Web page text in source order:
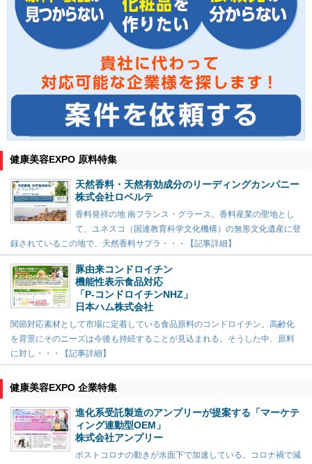
健康美容EXPO 原料特集
天然香料・天然有効成分のリーディングカンパニー
株式会社ロベルテ
香料発祥の地 南フランス・グラース。香料産業の聖地とし
て、ユネスコ（国連教育科学文化機構）の無形文化遺産に登
録されているこの地で、天然香料サプラ・・・【記事詳細】
豚由来コンドロイチン
機能性表示食品対応
「P-コンドロイチンNHZ」
日本ハム株式会社
関節対応素材として市場に定着している食品原料のコンドロイチン。高齢化
を背景にそのニーズは今後も持続することが見込まれる。そうした中、原料
に対し・・・【記事詳細】
健康美容EXPO 企業特集
進化系受託製造のアンプリーが提案する「マーケテ
ィング連動型OEM」
株式会社アンプリー
ポストコロナの動きが水面下で加速している。コロナ禍で減